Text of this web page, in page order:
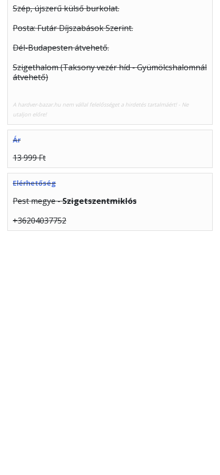
Szép, újszerű külső burkolat.
Posta: Futár Díjszabások Szerint.
Dél-Budapesten átvehető.
Szigethalom (Taksony vezér híd - Gyümölcshalomnál
átvehető)
A hardver-bazar.hu nem vállal felelősséget a hirdetés tartalmáért! - Ne
utaljon előre!
Ár
13 999 Ft
Elérhetőség
Pest megye -Szigetszentmiklós
+36204037752